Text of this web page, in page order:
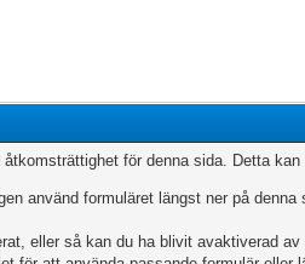
för denna sida. Detta
använd formuläret längst ner på denna
eller så kan du ha blivit avaktiverad av